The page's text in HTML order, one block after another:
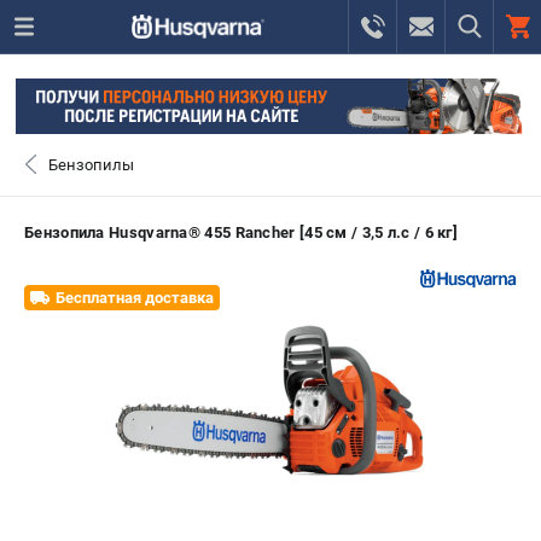
КАТАЛОГ
0 ₽
Бензопилы
Бензопила Husqvarna® 455 Rancher [45 см / 3,5 л.с / 6 кг]
Бесплатная доставка